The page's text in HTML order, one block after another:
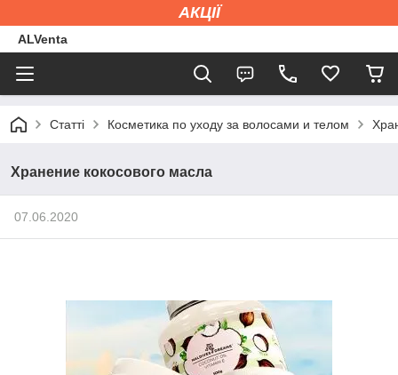
АКЦІЇ
ALVenta
Статті Косметика по уходу за волосами и телом
Хранение кокосового масла
07.06.2020